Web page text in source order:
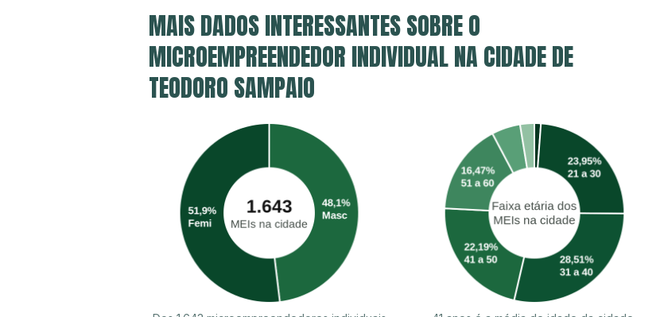
MAIS DADOS INTERESSANTES SOBRE O
MICROEMPREENDEDOR INDIVIDUAL NA CIDADE DE
TEODORO SAMPAIO